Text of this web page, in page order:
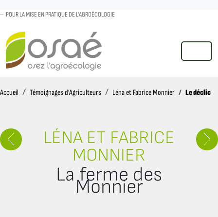
POUR LA MISE EN PRATIQUE DE L'AGROÉCOLOGIE
MENU
Accueil AccueilTémoignages d’Agriculteurs Léna et Fabrice Monnier Le déclic
LÉNA ET FABRICE
MONNIER
La ferme des
Monnier